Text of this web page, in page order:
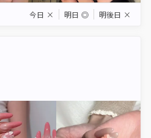
今日 × 明日 ◎ 明後日 ×